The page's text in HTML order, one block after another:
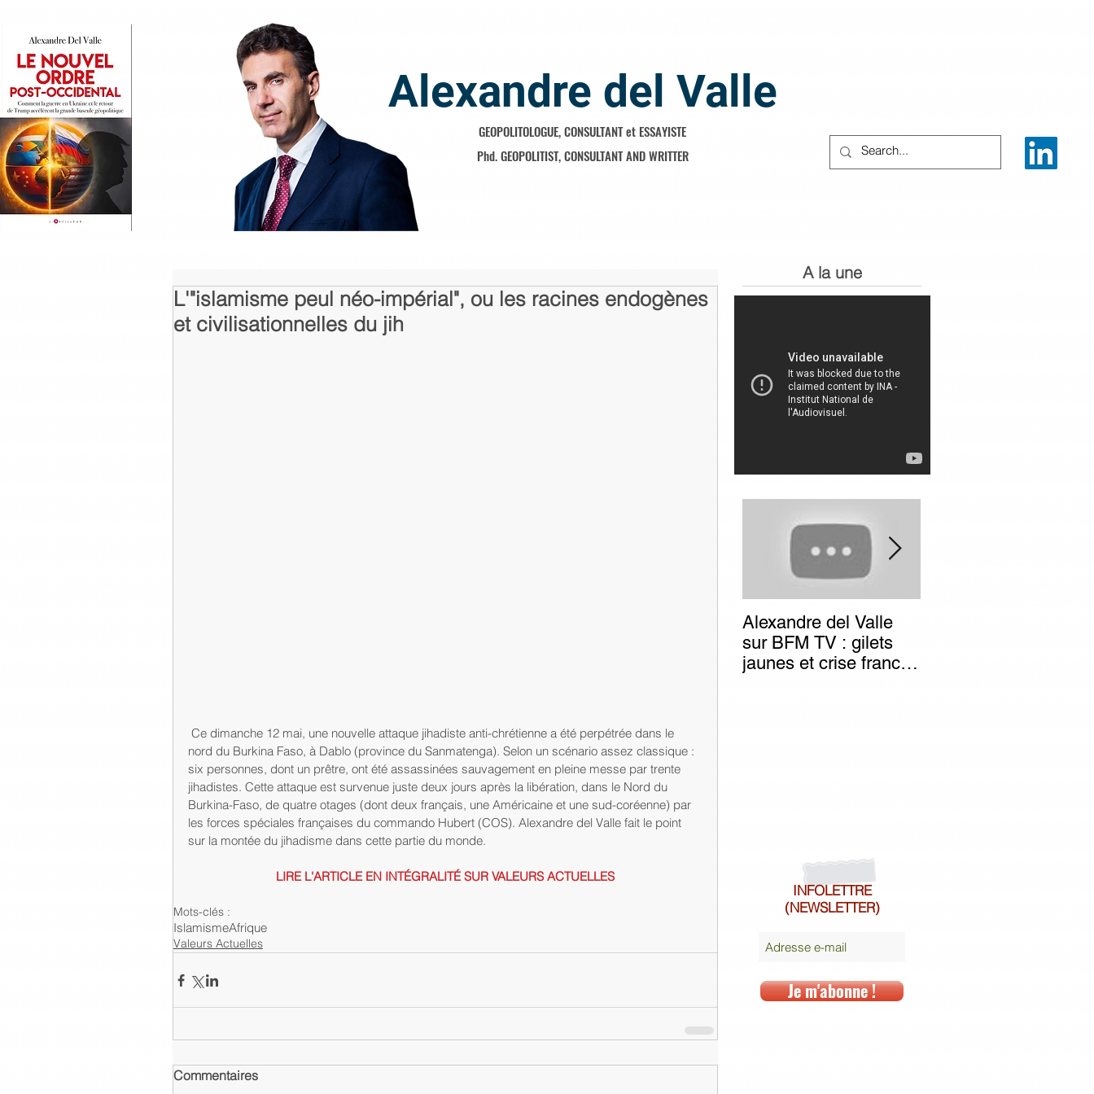
Alexandre del Valle
GEOPOLITOLOGUE, CONSULTANT et ESSAYISTE
Phd. GEOPOLITIST, CONSULTANT AND WRITTER
L'"islamisme peul néo-impérial", ou les racines endogènes
et civilisationnelles du jih
nord du Burkina Faso, à Dablo (province du Sanmatenga). Selon un scénario assez classique :
six personnes, dont un prêtre, ont été assassinées sauvagement en pleine messe par trente
jihadistes. Cette attaque est survenue juste deux jours après la libération, dans le Nord du
Burkina-Faso, de quatre otages (dont deux français, une Américaine et une sud-coréenne) par
les forces spéciales françaises du commando Hubert (COS). Alexandre del Valle fait le point
sur la montée du jihadisme dans cette partie du monde.
LIRE L'ARTICLE EN INTÉGRALITÉ SUR VALEURS ACTUELLES
Mots-clés :
IslamismeAfrique
Valeurs Actuelles
Commentaires
A la une
Alexandre del Valle
sur BFM TV : gilets
jaunes et crise franco-
INFOLETTRE
(NEWSLETTER)
Je m'abonne !